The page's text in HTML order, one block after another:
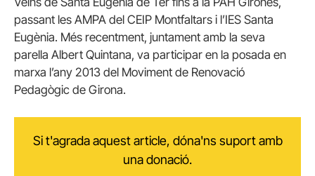
passant les AMPA del CEIP Montfaltars i l’IES Santa
Eugènia. Més recentment, juntament amb la seva
parella Albert Quintana, va participar en la posada en
marxa l’any 2013 del Moviment de Renovació
Pedagògic de Girona.
Si t'agrada aquest article, dóna'ns suport amb
una donació.